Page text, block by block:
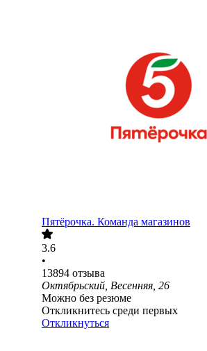
Пятёрочка. Команда магазинов
3.6
•
13894 отзыва
Октябрьский, Весенняя, 26
Можно без резюме
Откликнитесь среди первых
Откликнуться